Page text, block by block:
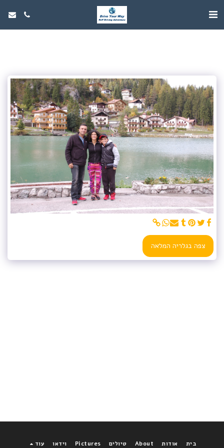
צפה בגלריה המלאה
בית אודות About טיולים Pictures וידאו עוד